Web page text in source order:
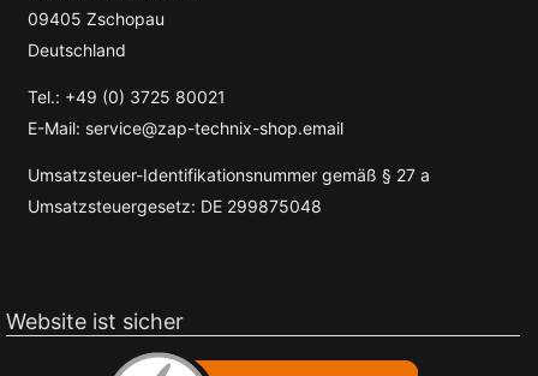
09405 Zschopau
Deutschland
Tel.: +49 (0) 3725 80021
E-Mail: service@zap-technix-shop.email
Umsatzsteuer-Identifikationsnummer gemäß § 27 a
Umsatzsteuergesetz: DE 299875048
Website ist sicher